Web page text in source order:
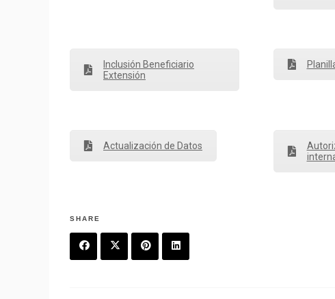
Inclusión Beneficiario
Extensión
Actualización de Datos
SHARE